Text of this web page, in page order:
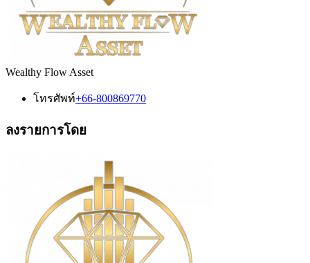
Wealthy Flow Asset
โทรศัพท์+66-800869770
ลงรายการโดย